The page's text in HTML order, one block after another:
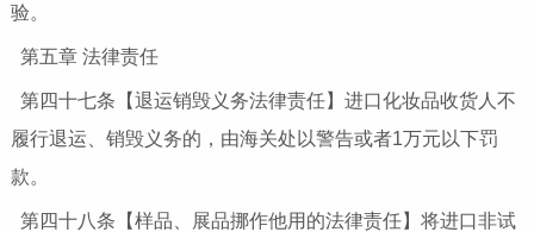
验。
第五章 法律责任
第四十七条【退运销毁义务法律责任】进口化妆品收货人不
履行退运、销毁义务的，由海关处以警告或者1万元以下罚
款。
第四十八条【样品、展品挪作他用的法律责任】将进口非试